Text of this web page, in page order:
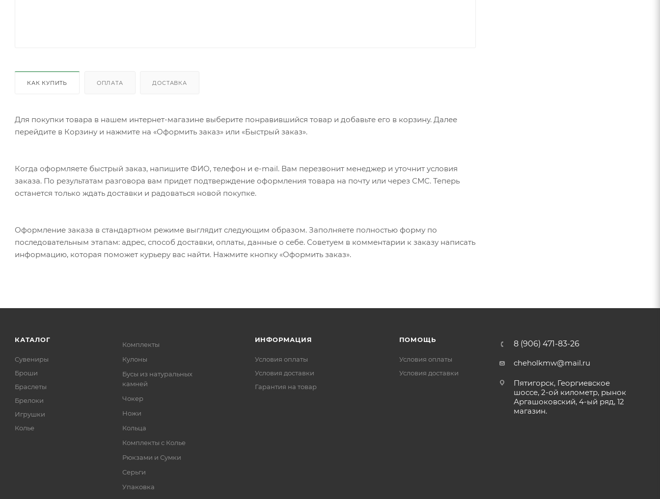
КАК КУПИТЬ ОПЛАТА ДОСТАВКА
Для покупки товара в нашем интернет-магазине выберите понравившийся товар и добавьте его в корзину. Далее
перейдите в Корзину и нажмите на «Оформить заказ» или «Быстрый заказ».
Когда оформляете быстрый заказ, напишите ФИО, телефон и e-mail. Вам перезвонит менеджер и уточнит условия
заказа. По результатам разговора вам придет подтверждение оформления товара на почту или через СМС. Теперь
останется только ждать доставки и радоваться новой покупке.
Оформление заказа в стандартном режиме выглядит следующим образом. Заполняете полностью форму по
последовательным этапам: адрес, способ доставки, оплаты, данные о себе. Советуем в комментарии к заказу написать
информацию, которая поможет курьеру вас найти. Нажмите кнопку «Оформить заказ».
КАТАЛОГ
Сувениры
Броши
Браслеты
Брелоки
Игрушки
Колье
Комплекты
Кулоны
Бусы из натуральных
камней
Чокер
Ножи
Кольца
Комплекты с Колье
Рюкзами и Сумки
Серьги
Упаковка
ИНФОРМАЦИЯ
Условия оплаты
Условия доставки
Гарантия на товар
ПОМОЩЬ
Условия оплаты
Условия доставки
8 (906) 471-83-26
cheholkmw@mail.ru
Пятигорск, Георгиевское
шоссе, 2-ой километр, рынок
Аргашоковский, 4-ый ряд, 12
магазин.